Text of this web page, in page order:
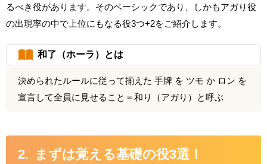
るべき役があります。そのベーシックであり、しかもアガり役
の出現率の中で上位にもなる役3つ+2をご紹介します。
和了（ホーラ）とは
決められたルールに従って揃えた 手牌 を ツモ か ロン を
宣言して全員に見せること＝和り（アガり）と呼ぶ
まずは覚える基礎の役3選！